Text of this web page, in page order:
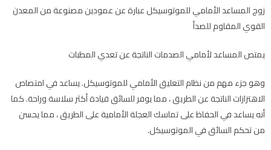
زوج المساعد الأمامي للموتوسيكل عبارة عن عمودين مصنوعة من المعدن
القوي المقاوم للصدأ
يمتص المساعد لأمامي الصدمات الناتجة عن تعدي المطبات
وهو جزء مهم من نظام التعليق الأمامي للموتوسيكل. يساعد في امتصاص
الاهتزازات الناتجة عن الطريق ، مما يوفر للسائق قيادة أكثر سلاسة وراحة. كما
أنه يساعد في الحفاظ على تماسك العجلة الأمامية على الطريق ، مما يحسن
من تحكم السائق في الموتوسيكل.